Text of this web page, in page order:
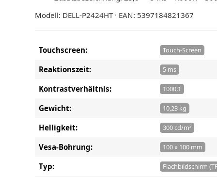
Modell: DELL-P2424HT · EAN: 5397184821367
Touchscreen: Touch-Screen
Reaktionszeit: 5 ms
Kontrastverhältnis: 1000:1
Gewicht: 10,23 kg
Helligkeit: 300 cd/m²
Vesa-Bohrung: 100 x 100 mm
Typ: Flachbildschirm